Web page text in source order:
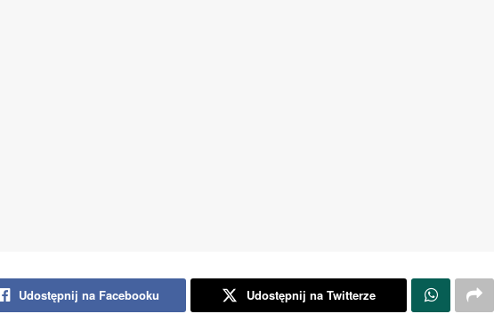
Udostępnij na Facebooku Udostępnij na Twitterze